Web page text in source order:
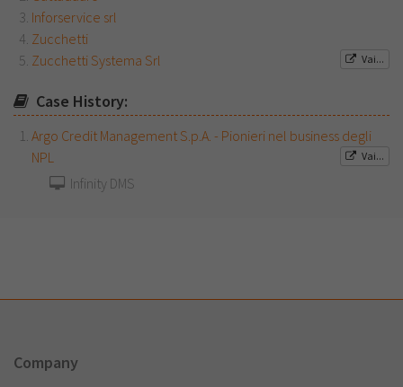
Inforservice srl
Zucchetti
Zucchetti Systema Srl
Vai...
Case History:
Argo Credit Management S.p.A. - Pionieri nel business degli
NPL
Vai...
Infinity DMS
Company